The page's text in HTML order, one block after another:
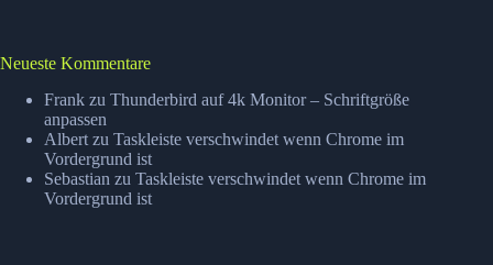
Neueste Kommentare
Frank zu Thunderbird auf 4k Monitor – Schriftgröße
anpassen
Albert zu Taskleiste verschwindet wenn Chrome im
Vordergrund ist
Sebastian zu Taskleiste verschwindet wenn Chrome im
Vordergrund ist